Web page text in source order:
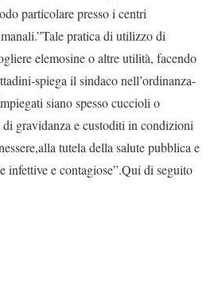
particolare presso i centri
pratica di utilizzo di
elemosine o altre utilità, facendo
spiega il sindaco nell’ordinanza-
siano spesso cuccioli o
gravidanza e custoditi in condizioni
tutela della salute pubblica e
infettive e contagiose”.Qui di seguito